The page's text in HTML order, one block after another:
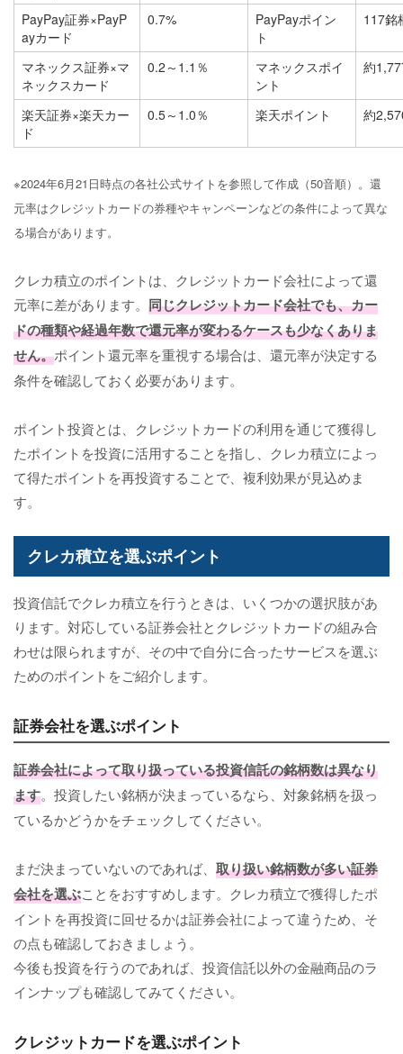
PayPay証券×PayP
ayカード
0.7%
PayPayポイン
ト
117銘
マネックス証券×マ
ネックスカード
0.2～1.1％
マネックスポイ
ント
約
楽天証券×楽天カー
ド
0.5～1.0％ 楽天ポイント 約
※2024年6月21日時点の各社公式サイトを参照して作成（50音順）。還
元率はクレジットカードの券種やキャンペーンなどの条件によって異な
る場合があります。
クレカ積立のポイントは、クレジットカード会社によって還
元率に差があります。 同じクレジットカード会社でも、カー
ドの種類や経過年数で還元率が変わるケースも少なくありま
せん。ポイント還元率を重視する場合は、還元率が決定する
条件を確認しておく必要があります。
ポイント投資とは、クレジットカードの利用を通じて獲得し
たポイントを投資に活用することを指し、クレカ積立によっ
て得たポイントを再投資することで、複利効果が見込めま
す。
クレカ積立を選ぶポイント
投資信託でクレカ積立を行うときは、いくつかの選択肢があ
ります。対応している証券会社とクレジットカードの組み合
わせは限られますが、その中で自分に合ったサービスを選ぶ
ためのポイントをご紹介します。
証券会社を選ぶポイント
証券会社によって取り扱っている投資信託の銘柄数は異なり
ます。投資したい銘柄が決まっているなら、対象銘柄を扱っ
ているかどうかをチェックしてください。
まだ決まっていないのであれば、 取り扱い銘柄数が多い証券
会社を選ぶことをおすすめします。クレカ積立で獲得したポ
イントを再投資に回せるかは証券会社によって違うため、そ
の点も確認しておきましょう。
今後も投資を行うのであれば、投資信託以外の金融商品のラ
インナップも確認してみてください。
クレジットカードを選ぶポイント